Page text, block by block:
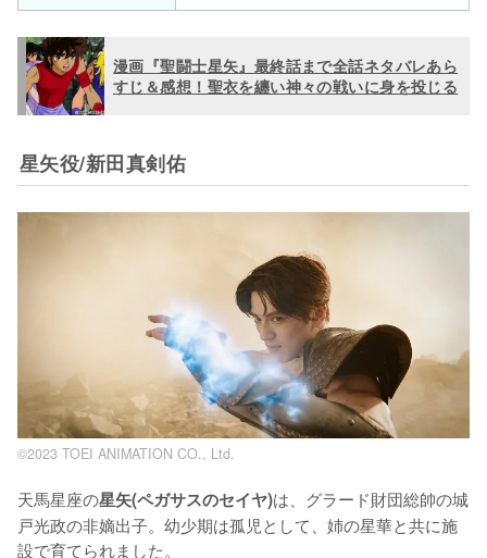
漫画『聖闘士星矢』最終話まで全話ネタバレあら
すじ＆感想！聖衣を纏い神々の戦いに身を投じる
星矢役/新田真剣佑
©2023 TOEI ANIMATION CO., Ltd.
天馬星座の星矢(ペガサスのセイヤ)は、グラード財団総帥の城
戸光政の非嫡出子。幼少期は孤児として、姉の星華と共に施
設で育てられました。